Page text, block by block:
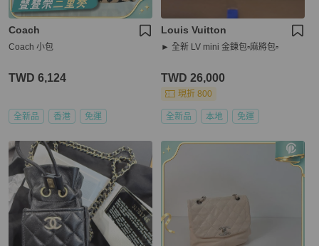
Coach
Coach 小包
TWD 6,124
全新品 香港 免運
Louis Vuitton
► 全新 LV mini 金鍊包▫️麻將包▫️
TWD 26,000
現折 800
全新品 本地 免運